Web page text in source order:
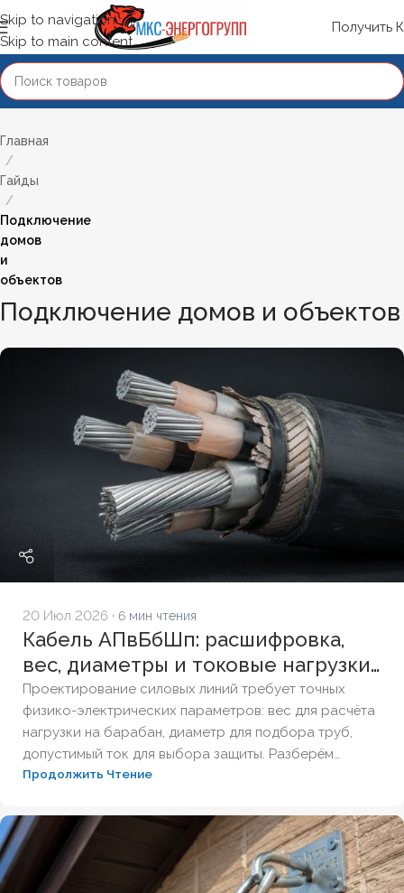
Skip to navigation
Skip to main content
Получить
Главная
/
Гайды
/
Подключение
домов
и
объектов
Подключение домов и объектов
20 Июл 2026 · 6 мин чтения
Кабель АПвБбШп: расшифровка,
вес, диаметры и токовые нагрузки
по ГОСТ
Проектирование силовых линий требует точных
физико-электрических параметров: вес для расчёта
нагрузки на барабан, диаметр для подбора труб,
допустимый ток для выбора защиты. Разберём
технические характеристики алюминиевых
полиэтилена, формулы расчёта падения напряжения
и правила подбора сечения для подземных трасс.
Продолжить Чтение